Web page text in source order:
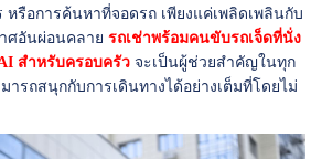
หรือการค้นหาที่จอดรถ เพียงแค่เพลิดเพลินกับ
ศอันผ่อนคลาย รถเช่าพร้อมคนขับรถเจ็ดที่นั่ง
สำหรับครอบครัว จะเป็นผู้ช่วยสำคัญในทุก
รถสนุกกับการเดินทางได้อย่างเต็มที่โดยไม่